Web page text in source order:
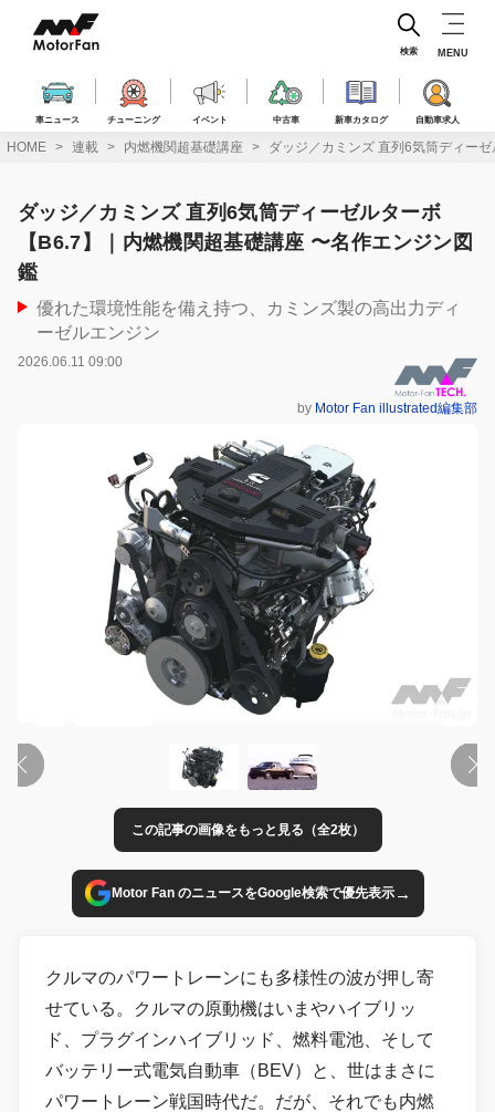
ス
車ニュース チューニング イベント 中古車 新車カタログ 自動車求人
検索 MENU
HOME 連載 内燃機関超基礎講座 ダッジ／カミンズ 直列6気筒ディー
ダッジ／カミンズ 直列6気筒ディーゼルターボ
【B6.7】｜内燃機関超基礎講座 〜名作エンジン図
鑑
優れた環境性能を備え持つ、カミンズ製の高出力ディ
ーゼルエンジン
2026.06.11 09:00
by Motor Fan illustrated編集部
この記事の画像をもっと見る（全2枚）
Motor Fan のニュースをGoogle検索で優先表示→
クルマのパワートレーンにも多様性の波が押し寄
せている。クルマの原動機はいまやハイブリッ
ド、プラグインハイブリッド、燃料電池、そして
バッテリー式電気自動車（BEV）と、世はまさに
パワートレーン戦国時代だ。だが、それでも内燃